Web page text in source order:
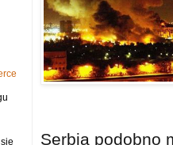
Serbia podobno